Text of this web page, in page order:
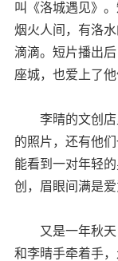
叫《洛城遇见》
烟火人间，有洛
滴滴。短片播出
座城，也爱上了
李晴的文创店
的照片，还有他
能看到一对年轻
创，眉眼间满是爱
又是一年秋天
和李晴手牵着手